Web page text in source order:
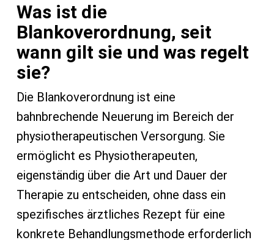
Was ist die
Blankoverordnung, seit
wann gilt sie und was regelt
sie?
Die Blankoverordnung ist eine
bahnbrechende Neuerung im Bereich der
physiotherapeutischen Versorgung. Sie
ermöglicht es Physiotherapeuten,
eigenständig über die Art und Dauer der
Therapie zu entscheiden, ohne dass ein
spezifisches ärztliches Rezept für eine
konkrete Behandlungsmethode erforderlich